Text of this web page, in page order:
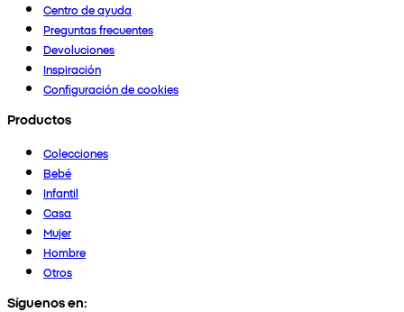
Centro de ayuda
Preguntas frecuentes
Devoluciones
Inspiración
Configuración de cookies
Productos
Colecciones
Bebé
Infantil
Casa
Mujer
Hombre
Otros
Síguenos en: